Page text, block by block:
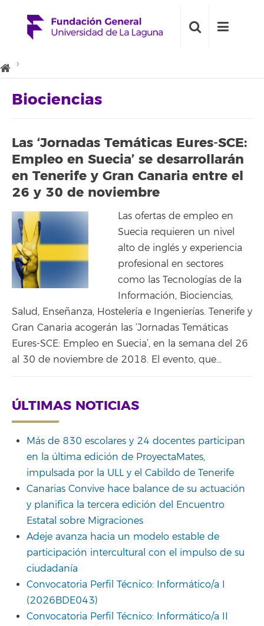
Biociencias
Las ‘Jornadas Temáticas Eures-SCE:
Empleo en Suecia’ se desarrollarán
en Tenerife y Gran Canaria entre el
26 y 30 de noviembre
Las ofertas de empleo en
Suecia requieren un nivel
alto de inglés y experiencia
profesional en sectores
como las Tecnologías de la
Información, Biociencias,
Salud, Enseñanza, Hostelería e Ingenierías. Tenerife y
Gran Canaria acogerán las ‘Jornadas Temáticas
Eures-SCE: Empleo en Suecia’, en la semana del 26
al 30 de noviembre de 2018. El evento, que…
ÚLTIMAS NOTICIAS
Más de 830 escolares y 24 docentes participan
en la última edición de ProyectaMates,
impulsada por la ULL y el Cabildo de Tenerife
Canarias Convive hace balance de su actuación
y planifica la tercera edición del Encuentro
Estatal sobre Migraciones
Adeje avanza hacia un modelo estable de
participación intercultural con el impulso de su
ciudadanía
Convocatoria Perfil Técnico: Informático/a I
(2026BDE043)
Convocatoria Perfil Técnico: Informático/a II